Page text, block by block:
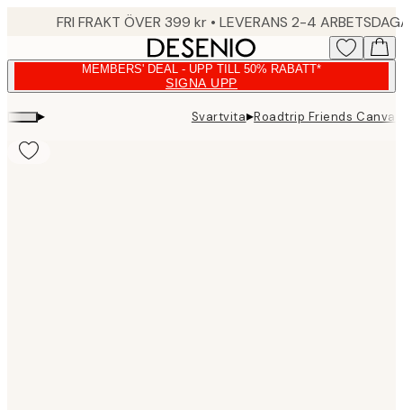
FRI FRAKT ÖVER 399 kr • LEVERANS 2-4
MEMBERS' DEAL - UPP TILL 50% RABATT*
SIGNA UPP
▸ Svartvita▸Roadtrip Friends